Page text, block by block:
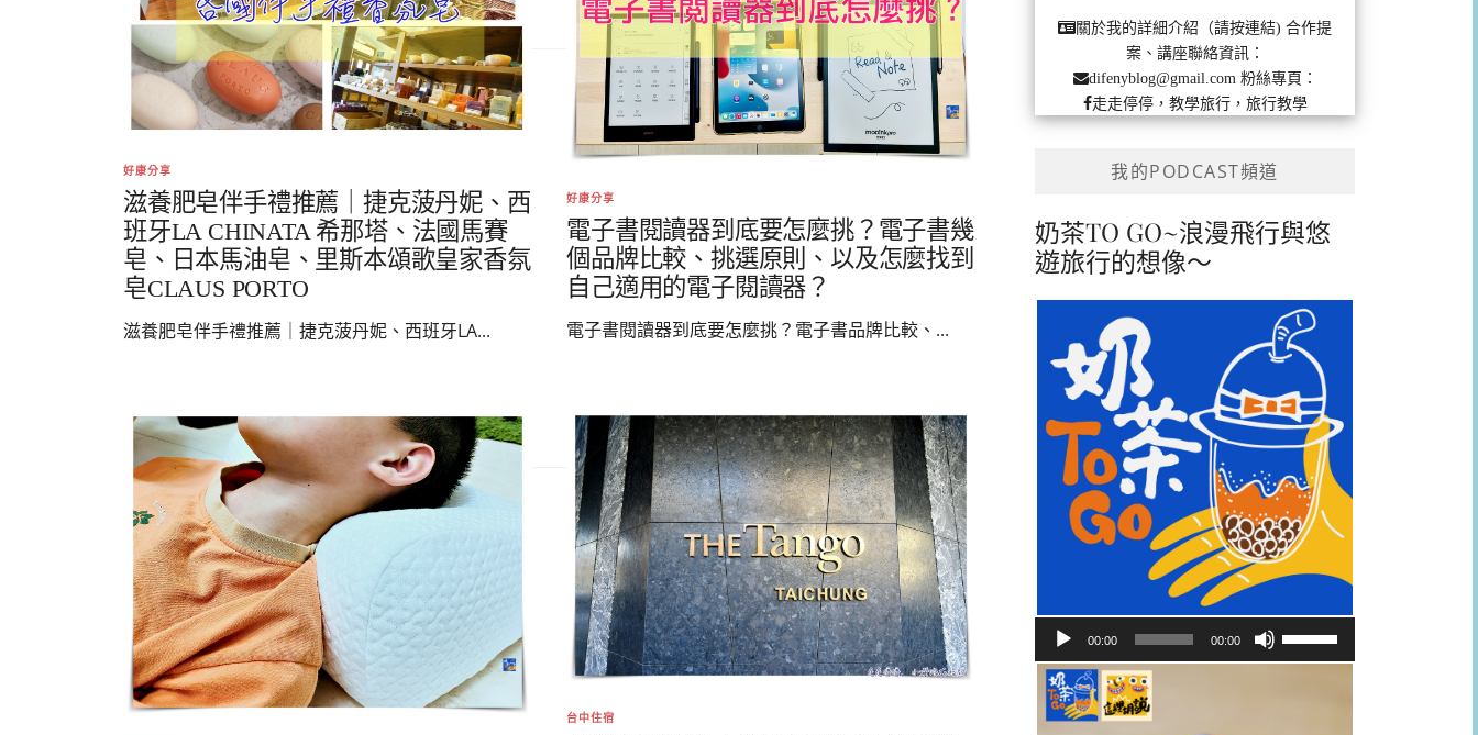
好康分享
滋養肥皂伴手禮推薦｜捷克菠丹妮、西
班牙LA CHINATA 希那塔、法國馬賽
皂、日本馬油皂、里斯本頌歌皇家香氛
皂CLAUS PORTO
滋養肥皂伴手禮推薦｜捷克菠丹妮、西班牙LA...
好康分享
電子書閱讀器到底要怎麼挑？電子書幾
個品牌比較、挑選原則、以及怎麼找到
自己適用的電子閱讀器？
電子書閱讀器到底要怎麼挑？電子書品牌比較、...
台中住宿
關於我的詳細介紹（請按連結) 合作提
案、講座聯絡資訊：
difenyblog@gmail.com粉絲專頁：
走走停停，教學旅行，旅行教學
我的PODCAST頻道
奶茶TO GO~浪漫飛行與悠
遊旅行的想像～
播
放
00:00 00:00